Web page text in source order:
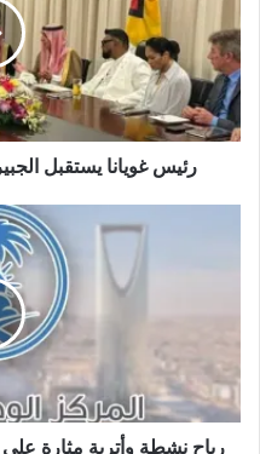
رئيس غويانا يستقبل
رياح نشطة وأتربة مثارة